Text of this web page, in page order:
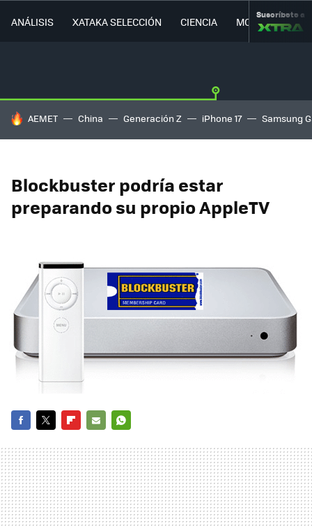
ANÁLISIS XATAKA SELECCIÓN CIENCIA MOVILIDAD
Suscríbete a
HOY SE HABLA DE
AEMET China Generación Z iPhone 17 Samsung
Blockbuster podría estar
preparando su propio AppleTV
MAIL